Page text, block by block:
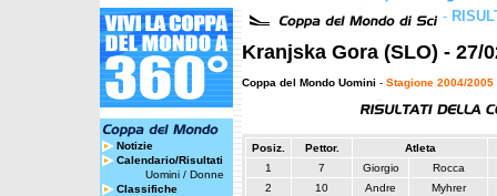
Notizie
Calendario/Risultati
Uomini / Donne
Classifiche
-
Kranjska Gora (SLO) - 27/
Coppa del Mondo Uomini - Stagione 2004/2005
Posiz. Pettor.
Atleta
1
7 Giorgio
Rocca
2
10 Andre
Myhrer